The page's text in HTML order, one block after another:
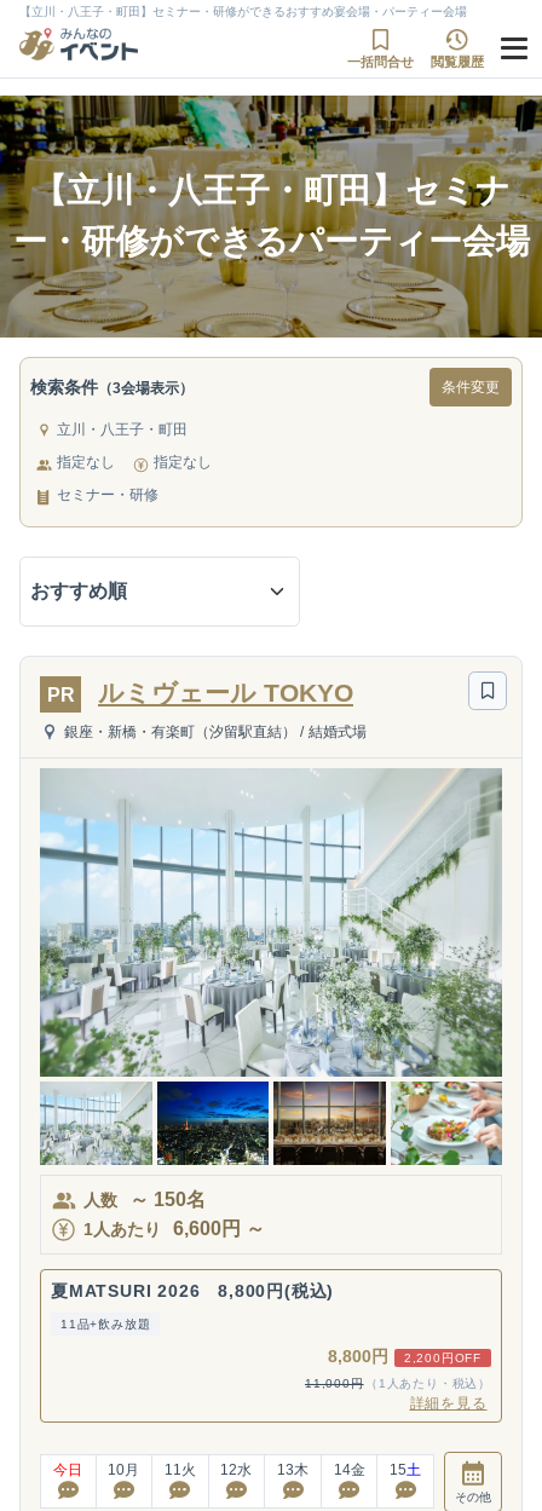
【立川・八王子・町田】セミナー・研修ができるおすすめ宴会場・パーティー会場
一括問合せ 閲覧履歴
【立川・八王子・町田】セミナ
ー・研修ができるパーティー会場
検索条件 （3会場表示） 条件変更
立川・八王子・町田
指定なし
指定なし
セミナー・研修
PR ルミヴェール TOKYO
銀座・新橋・有楽町（汐留駅直結） / 結婚式場
人数 ～ 150名
1人あたり 6,600円 ～
夏MATSURI 2026 8,800円(税込)
11品+飲み放題
8,800円
2,200円OFF
11,000円
（1人あたり・税込）
詳細を見る
今日 10月 11火 12水 13木 14金 15土
その他